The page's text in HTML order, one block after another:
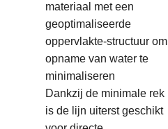
materiaal met een
geoptimaliseerde
oppervlakte-structuur om
opname van water te
minimaliseren
Dankzij de minimale rek
is de lijn uiterst geschikt